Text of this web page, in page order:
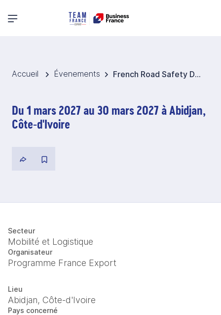
Menu principal
Accueil Évenements French Road Safety Days 2027 - Côte d'Ivoire
Du 1 mars 2027 au 30 mars 2027 à Abidjan,
Côte-d'Ivoire
Secteur
Mobilité et Logistique
Organisateur
Programme France Export
Lieu
Abidjan, Côte-d'Ivoire
Pays concerné